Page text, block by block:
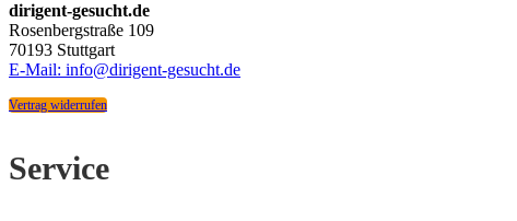
dirigent-gesucht.de
Rosenbergstraße 109
70193 Stuttgart
E-Mail: info@dirigent-gesucht.de
Vertrag widerrufen
Service